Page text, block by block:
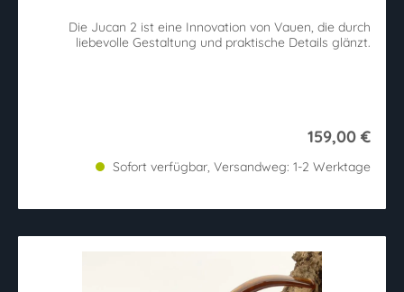
Die Jucan 2 ist eine Innovation von Vauen, die durch
liebevolle Gestaltung und praktische Details glänzt.
159,00 €
Sofort verfügbar, Versandweg: 1-2 Werktage